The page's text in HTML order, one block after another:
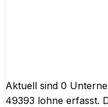
Aktuell sind 0
49393 lohne erfasst.